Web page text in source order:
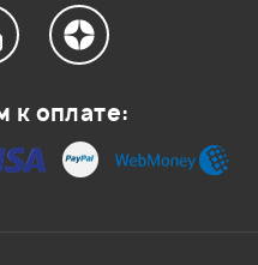
к оплате: